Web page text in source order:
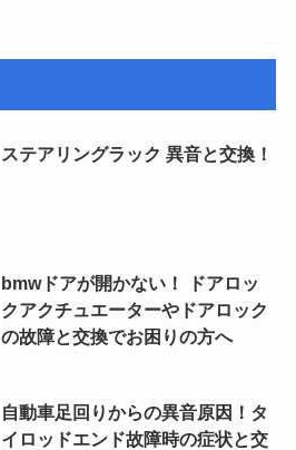
ステアリングラック 異音と交換！
bmwドアが開かない！ ドアロッ
クアクチュエーターやドアロック
の故障と交換でお困りの方へ
自動車足回りからの異音原因！タ
イロッドエンド故障時の症状と交